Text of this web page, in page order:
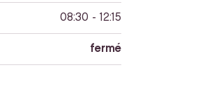
08:30 - 12:15
fermé